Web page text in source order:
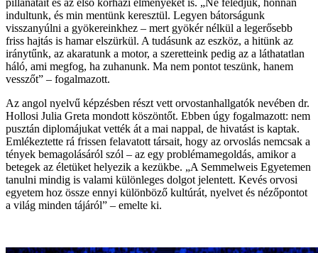
indultunk, és min mentünk keresztül. Legyen bátorságunk
visszanyúlni a gyökereinkhez – mert gyökér nélkül a legerősebb
friss hajtás is hamar elszürkül. A tudásunk az eszköz, a hitünk az
iránytűnk, az akaratunk a motor, a szeretteink pedig az a láthatatlan
háló, ami megfog, ha zuhanunk. Ma nem pontot teszünk, hanem
vesszőt” – fogalmazott.
Az angol nyelvű képzésben részt vett orvostanhallgatók nevében dr.
Hollosi Julia Greta mondott köszöntőt. Ebben úgy fogalmazott: nem
pusztán diplomájukat vették át a mai nappal, de hivatást is kaptak.
Emlékeztette rá frissen felavatott társait, hogy az orvoslás nemcsak a
tények bemagolásáról szól – az egy problémamegoldás, amikor a
betegek az életüket helyezik a kezükbe. „A Semmelweis Egyetemen
tanulni mindig is valami különleges dolgot jelentett. Kevés orvosi
egyetem hoz össze ennyi különböző kultúrát, nyelvet és nézőpontot
a világ minden tájáról” – emelte ki.